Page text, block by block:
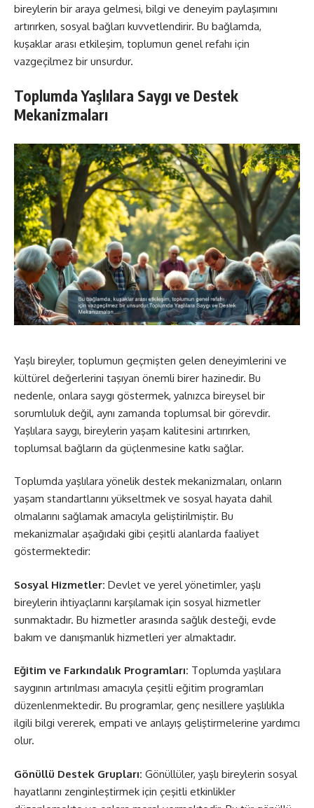
bireylerin bir araya gelmesi, bilgi ve deneyim paylaşımını
artırırken, sosyal bağları kuvvetlendirir. Bu bağlamda,
kuşaklar arası etkileşim, toplumun genel refahı için
vazgeçilmez bir unsurdur.
Toplumda Yaşlılara Saygı ve Destek
Mekanizmaları
Yaşlı bireyler, toplumun geçmişten gelen deneyimlerini ve
kültürel değerlerini taşıyan önemli birer hazinedir. Bu
nedenle, onlara saygı göstermek, yalnızca bireysel bir
sorumluluk değil, aynı zamanda toplumsal bir görevdir.
Yaşlılara saygı, bireylerin yaşam kalitesini artırırken,
toplumsal bağların da güçlenmesine katkı sağlar.
Toplumda yaşlılara yönelik destek mekanizmaları, onların
yaşam standartlarını yükseltmek ve sosyal hayata dahil
olmalarını sağlamak amacıyla geliştirilmiştir. Bu
mekanizmalar aşağıdaki gibi çeşitli alanlarda faaliyet
göstermektedir:
Sosyal Hizmetler: Devlet ve yerel yönetimler, yaşlı
bireylerin ihtiyaçlarını karşılamak için sosyal hizmetler
sunmaktadır. Bu hizmetler arasında sağlık desteği, evde
bakım ve danışmanlık hizmetleri yer almaktadır.
Eğitim ve Farkındalık Programları: Toplumda yaşlılara
saygının artırılması amacıyla çeşitli eğitim programları
düzenlenmektedir. Bu programlar, genç nesillere yaşlılıkla
ilgili bilgi vererek, empati ve anlayış geliştirmelerine yardımcı
olur.
Gönüllü Destek Grupları: Gönüllüler, yaşlı bireylerin sosyal
hayatlarını zenginleştirmek için çeşitli etkinlikler